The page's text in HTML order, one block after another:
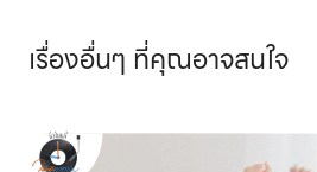
เรื่องอื่นๆ ที่คุณอาจสนใจ